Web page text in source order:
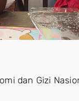
dan Gizi